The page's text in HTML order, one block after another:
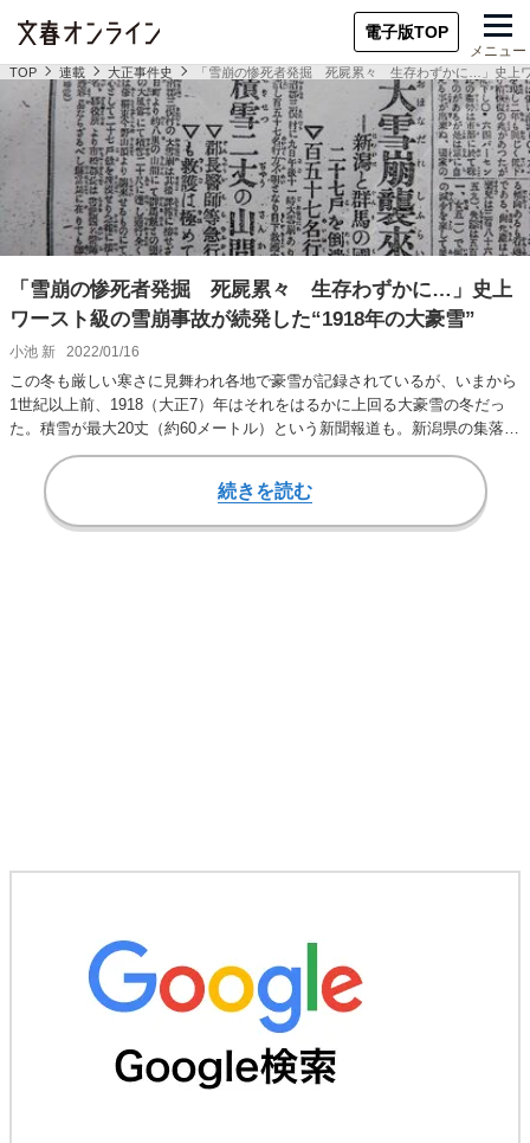
電子版TOP
メニュー
TOP 連載 大正事件史 「雪崩の惨死者発掘 死屍累々 生存わずかに…」史上
「雪崩の惨死者発掘 死屍累々 生存わずかに…」史上
ワースト級の雪崩事故が続発した“1918年の大豪雪”
小池 新 2022/01/16
この冬も厳しい寒さに見舞われ各地で豪雪が記録されているが、いまから
1世紀以上前、1918（大正7）年はそれをはるかに上回る大豪雪の冬だっ
た。積雪が最大20丈（約60メートル）という新聞報道も。新潟県の集落と
山形県の…
続きを読む